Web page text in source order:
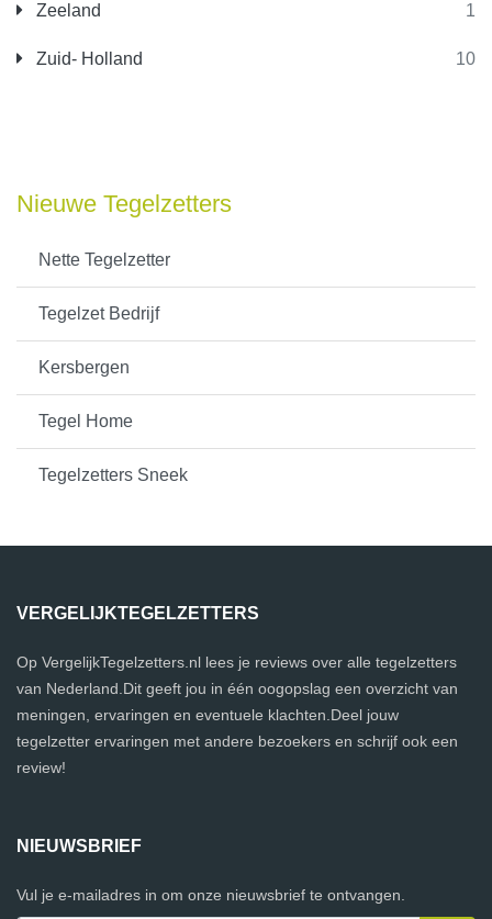
Zeeland 1
Zuid- Holland 10
Nieuwe Tegelzetters
Nette Tegelzetter
Tegelzet Bedrijf
Kersbergen
Tegel Home
Tegelzetters Sneek
VERGELIJKTEGELZETTERS
Op VergelijkTegelzetters.nl lees je reviews over alle tegelzetters
van Nederland.Dit geeft jou in één oogopslag een overzicht van
meningen, ervaringen en eventuele klachten.Deel jouw
tegelzetter ervaringen met andere bezoekers en schrijf ook een
review!
NIEUWSBRIEF
Vul je e-mailadres in om onze nieuwsbrief te ontvangen.